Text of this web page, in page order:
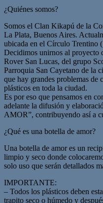
¿Quiénes somos?
Somos el Clan Kikapú de la
La Plata, Buenos Aires.
ubicada en el Círculo Trentino
Decidimos unirnos al proyecto
Rover San Lucas, del grupo
Parroquia San Cayetano de la
que hay grandes problemas de
plásticos en toda la ciudad.
Es por eso que pensamos en
adelante la difusión y
AMOR”, contribuyendo así a
¿Qué es una botella de amor?
Una botella de amor es un
limpio y seco donde
solo uso que serán detallados
IMPORTANTE:
– Todos los plásticos deben
trapito seco o húmedo y